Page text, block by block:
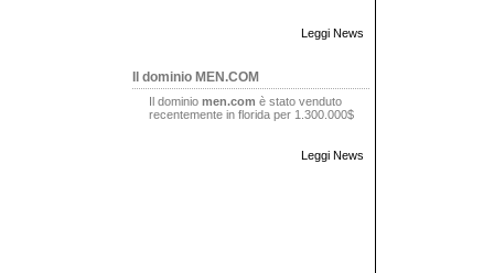
Leggi News
Il dominio MEN.COM
Il dominio men.com è stato venduto
recentemente in florida per 1.300.000$
Leggi News